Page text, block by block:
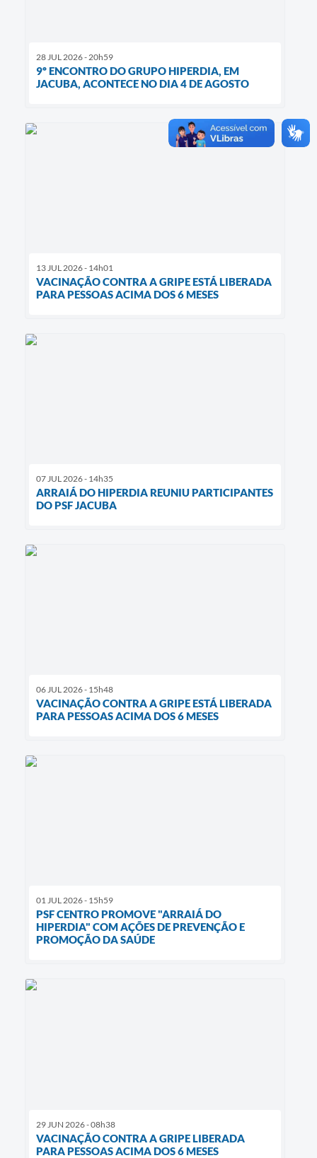
28 JUL 2026 - 20h59
9º ENCONTRO DO GRUPO HIPERDIA, EM
JACUBA, ACONTECE NO DIA 4 DE AGOSTO
13 JUL 2026 - 14h01
VACINAÇÃO CONTRA A GRIPE ESTÁ LIBERADA
PARA PESSOAS ACIMA DOS 6 MESES
07 JUL 2026 - 14h35
ARRAIÁ DO HIPERDIA REUNIU PARTICIPANTES
DO PSF JACUBA
06 JUL 2026 - 15h48
VACINAÇÃO CONTRA A GRIPE ESTÁ LIBERADA
PARA PESSOAS ACIMA DOS 6 MESES
01 JUL 2026 - 15h59
PSF CENTRO PROMOVE "ARRAIÁ DO
HIPERDIA" COM AÇÕES DE PREVENÇÃO E
PROMOÇÃO DA SAÚDE
29 JUN 2026 - 08h38
VACINAÇÃO CONTRA A GRIPE LIBERADA
PARA PESSOAS ACIMA DOS 6 MESES